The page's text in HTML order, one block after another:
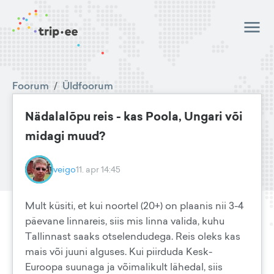
Foorum / Üldfoorum
Nädalalõpu reis - kas Poola, Ungari või
midagi muud?
veigo11. apr 14:45
Mult küsiti, et kui noortel (20+) on plaanis nii 3-4
päevane linnareis, siis mis linna valida, kuhu
Tallinnast saaks otselendudega. Reis oleks kas
mais või juuni alguses. Kui piirduda Kesk-
Euroopa suunaga ja võimalikult lähedal, siis